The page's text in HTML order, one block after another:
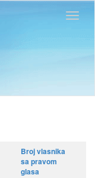
Broj vlasnika
sa pravom
glasa